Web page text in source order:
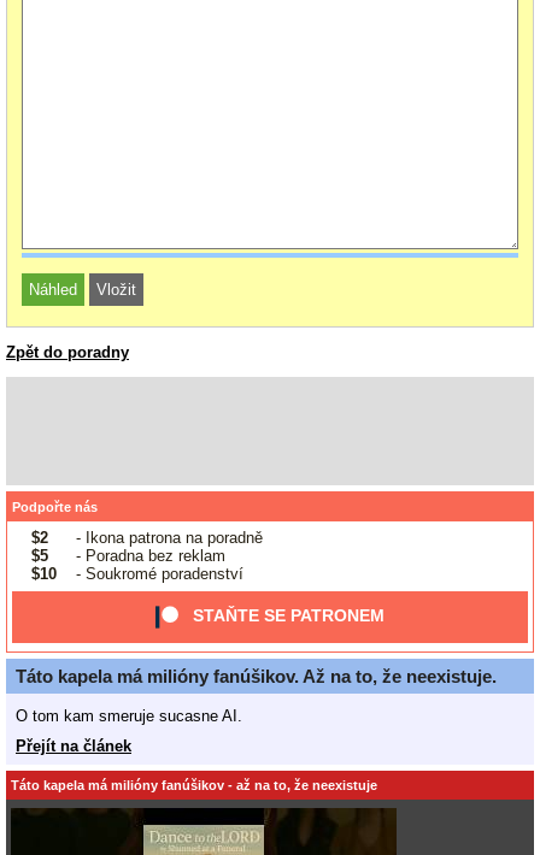
Zpět do poradny
Podpořte nás
$2
- Ikona patrona na poradně
$5
- Poradna bez reklam
$10
- Soukromé poradenství
STAŇTE SE PATRONEM
Táto kapela má milióny fanúšikov. Až na to, že neexistuje.
O tom kam smeruje sucasne AI.
Přejít na článek
Táto kapela má milióny fanúšikov - až na to, že neexistuje